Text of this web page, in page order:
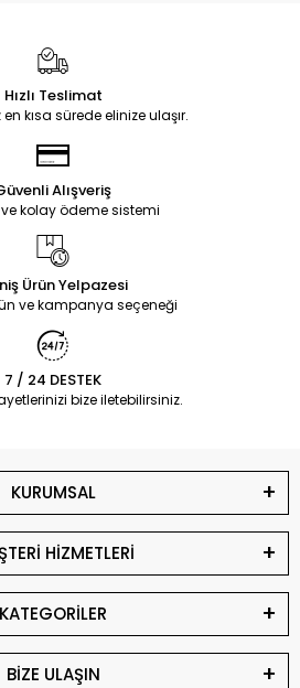
Hızlı Teslimat
kısa sürede elinize ulaşır.
Alışveriş
kolay ödeme sistemi
Ürün Yelpazesi
ve kampanya seçeneği
7 / 24 DESTEK
bize iletebilirsiniz.
KURUMSAL
HİZMETLERİ
KATEGORİLER
BİZE ULAŞIN